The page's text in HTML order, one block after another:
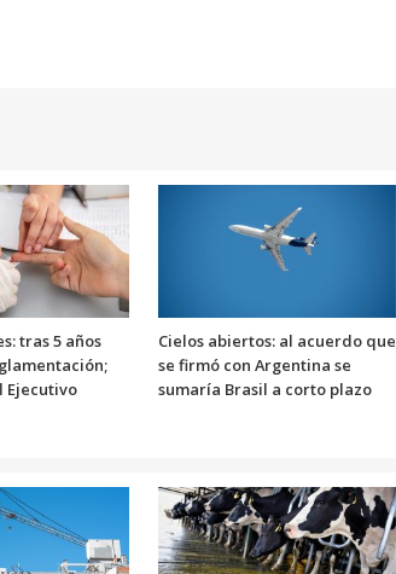
tras 5 años
Ejecutivo
Cielos abiertos: al acuerdo que
se firmó con Argentina se
sumaría Brasil a corto plazo